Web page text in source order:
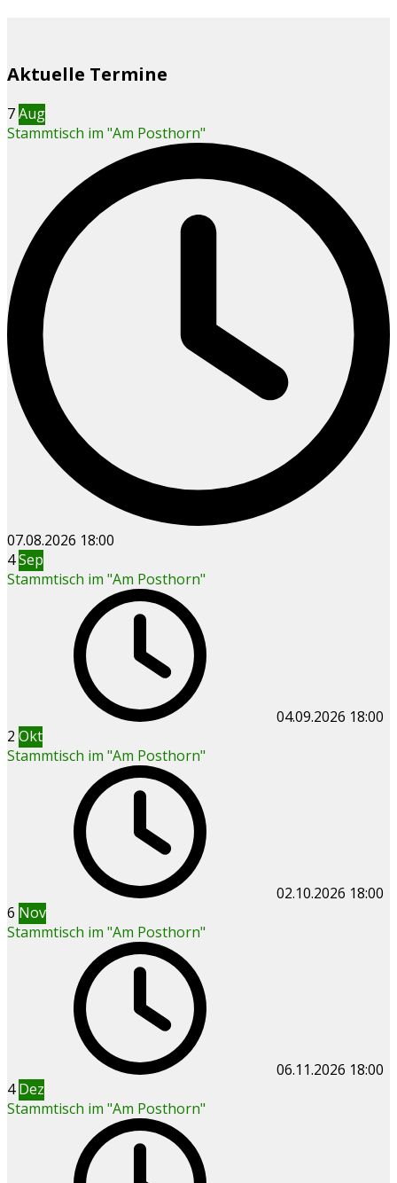
Aktuelle Termine
7Aug
Stammtisch im "Am Posthorn"
07.08.2026 18:00
4Sep
Stammtisch im "Am Posthorn"
04.09.2026 18:00
2 Okt
Stammtisch im "Am Posthorn"
02.10.2026 18:00
6 Nov
Stammtisch im "Am Posthorn"
06.11.2026 18:00
4 Dez
Stammtisch im "Am Posthorn"